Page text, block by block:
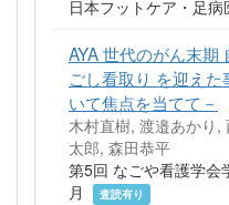
日本フットケア・足
AYA 世代のがん末期
ごし看取り を迎え
いて焦点を当てて－
木村直樹, 渡邉あかり,
太郎, 森田恭平
第5回 なごや看護学会
月
査読有り